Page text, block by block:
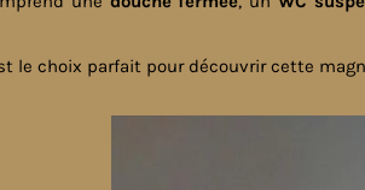
le choix parfait pour découvrir cette